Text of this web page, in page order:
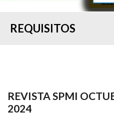
REQUISITOS
REVISTA SPMI
2024